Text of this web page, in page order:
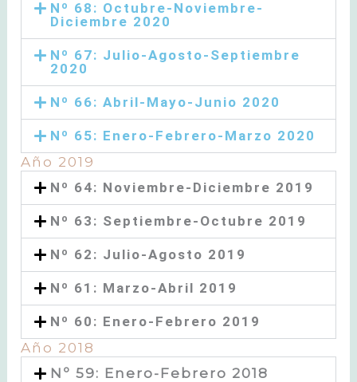
Nº 68: Octubre-Noviembre-
Diciembre 2020
Nº 67: Julio-Agosto-Septiembre
2020
Nº 66: Abril-Mayo-Junio 2020
Nº 65: Enero-Febrero-Marzo 2020
Año 2019
Nº 64: Noviembre-Diciembre 2019
Nº 63: Septiembre-Octubre 2019
Nº 62: Julio-Agosto 2019
Nº 61: Marzo-Abril 2019
Nº 60: Enero-Febrero 2019
Año 2018
Nº 59: Enero-Febrero 2018